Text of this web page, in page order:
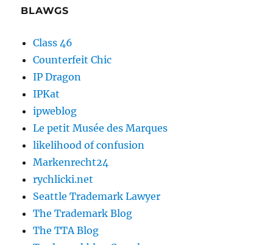
BLAWGS
Class 46
Counterfeit Chic
IP Dragon
IPKat
ipweblog
Le petit Musée des Marques
likelihood of confusion
Markenrecht24
rychlicki.net
Seattle Trademark Lawyer
The Trademark Blog
The TTA Blog